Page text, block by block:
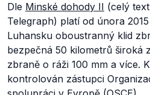
Dle Minské dohody II (celý
Telegraph) platí od února
Luhansku oboustranný klid
bezpečná 50 kilometrů široká
zbraně o ráži 100 mm a více.
kontrolován zástupci